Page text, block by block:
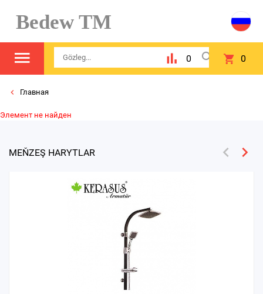
Bedew TM
0 0
Главная
Элемент не найден
MEŇZEŞ HARYTLAR